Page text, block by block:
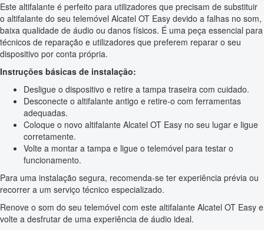
Este altifalante é perfeito para utilizadores que precisam de substituir
o altifalante do seu telemóvel Alcatel OT Easy devido a falhas no som,
baixa qualidade de áudio ou danos físicos. É uma peça essencial para
técnicos de reparação e utilizadores que preferem reparar o seu
dispositivo por conta própria.
Instruções básicas de instalação:
Desligue o dispositivo e retire a tampa traseira com cuidado.
Desconecte o altifalante antigo e retire-o com ferramentas
adequadas.
Coloque o novo altifalante Alcatel OT Easy no seu lugar e ligue
corretamente.
Volte a montar a tampa e ligue o telemóvel para testar o
funcionamento.
Para uma instalação segura, recomenda-se ter experiência prévia ou
recorrer a um serviço técnico especializado.
Renove o som do seu telemóvel com este altifalante Alcatel OT Easy e
volte a desfrutar de uma experiência de áudio ideal.